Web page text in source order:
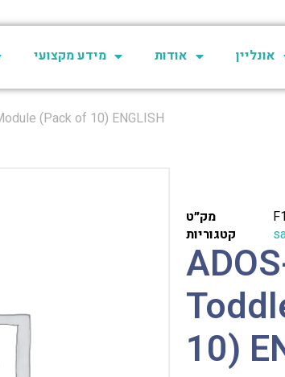
מידע מקצועי אודות אונליין
(Pack of 10) ENGLISH
מק״ט
קטגוריות
10)